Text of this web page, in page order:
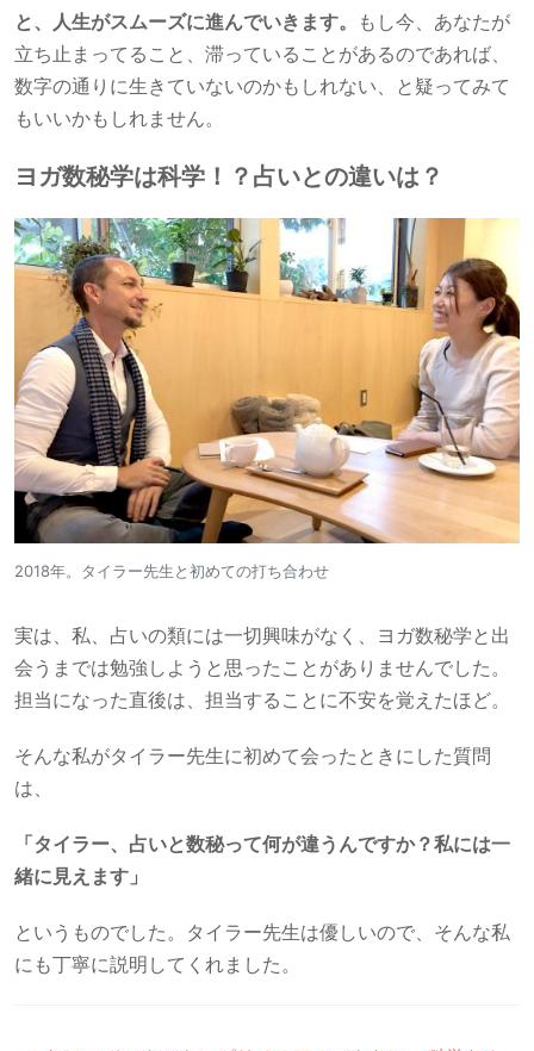
と、人生がスムーズに進んでいきます。
もし今、あなたが
立ち止まってること、滞っていることがあるのであれば、
数字の通りに生きていないのかもしれない、と疑ってみて
もいいかもしれません。
ヨガ数秘学は科学！？占いとの違いは？
2018年。タイラー先生と初めての打ち合わせ
実は、私、占いの類には一切興味がなく、ヨガ数秘学と出
会うまでは勉強しようと思ったことがありませんでした。
担当になった直後は、担当することに不安を覚えたほど。
そんな私がタイラー先生に初めて会ったときにした質問
は、
「タイラー、占いと数秘って何が違うんですか？私には一
緒に見えます」
というものでした。タイラー先生は優しいので、そんな私
にも丁寧に説明してくれました。